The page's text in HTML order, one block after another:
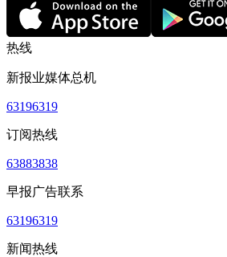
热线
新报业媒体总机
63196319
订阅热线
63883838
早报广告联系
63196319
新闻热线